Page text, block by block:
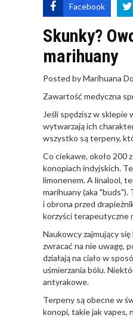
Facebook
Skunky?
marihuany
Posted by Marihuana
Zawartość medyczna
Jeśli spędzisz w
wytwarzają ich
wszystko są terpeny,
Co ciekawe, około 200
konopiach indyjskich.
limonenem. A linalool,
marihuany (aka
i obrona przed
korzyści terapeutyczne
Naukowcy zajmujący
zwracać na nie uwagę,
działają na ciało w
uśmierzania bólu.
antyrakowe.
Terpeny są obecne w
konopi, takie jak vapes,